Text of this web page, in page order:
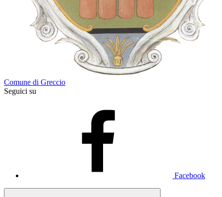
Comune di Greccio
Seguici su
Facebook